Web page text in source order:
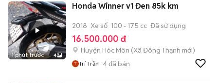
1 phút trước 4
Honda Winner v1 Đen 85k km
2018 Xe số 100 - 175 cc Đã sử dụng
16.500.000 đ
Huyện Hóc Môn (Xã Đông Thạnh mới)
Trí Trần 4đã bán